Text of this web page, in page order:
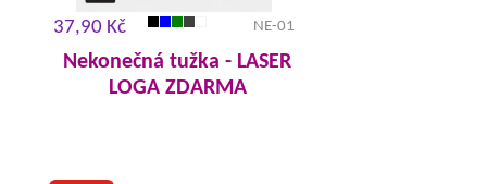
37,90 Kč NE-01
Nekonečná tužka - LASER
LOGA ZDARMA